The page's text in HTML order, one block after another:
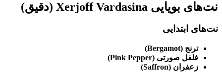
نت‌های بویایی Xerjoff Vardasina (دقیق)
نت‌های ابتدایی
ترنج (Bergamot)
فلفل صورتی (Pink Pepper)
زعفران (Saffron)